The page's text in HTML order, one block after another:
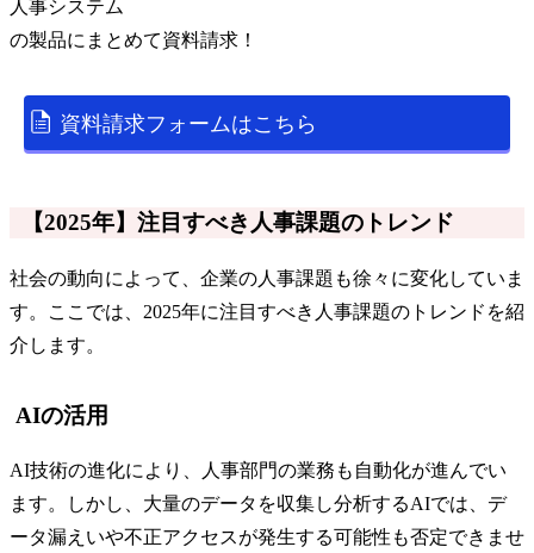
人事システム
の製品にまとめて資料請求！
資料請求フォームはこちら
【2025年】注目すべき人事課題のトレンド
社会の動向によって、企業の人事課題も徐々に変化していま
す。ここでは、2025年に注目すべき人事課題のトレンドを紹
介します。
AIの活用
AI技術の進化により、人事部門の業務も自動化が進んでい
ます。しかし、大量のデータを収集し分析するAIでは、デ
ータ漏えいや不正アクセスが発生する可能性も否定できませ